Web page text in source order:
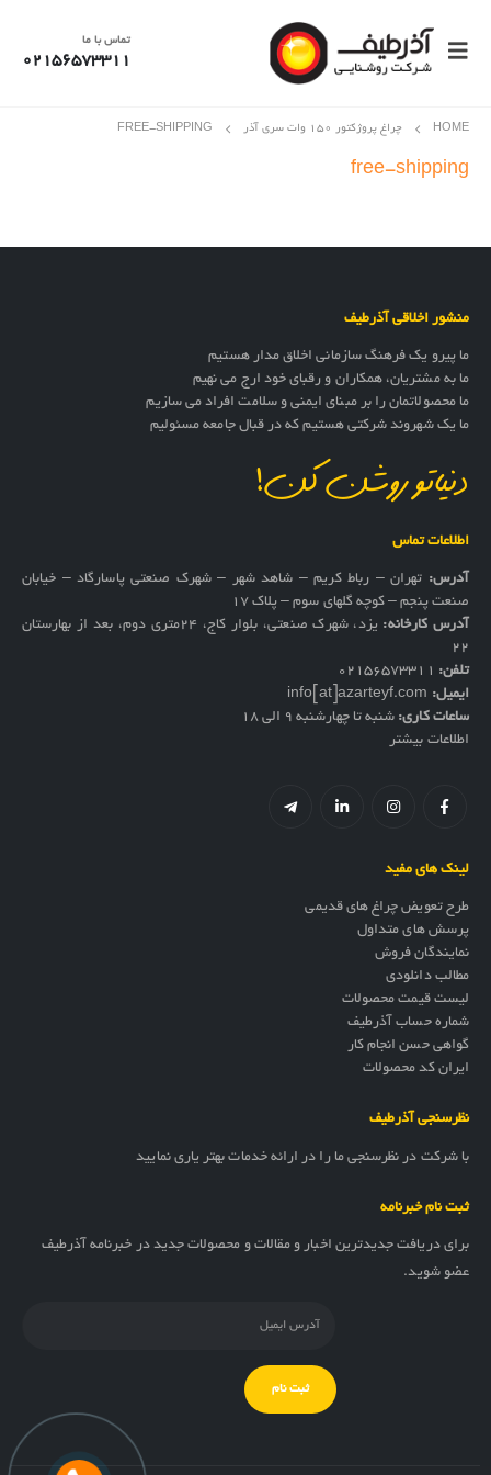
تماس با ما
02156573311
HOME چراغ پروژکتور 150 وات سری آذر FREE-SHIPPING
free-shipping
منشور اخلاقی آذرطیف
ما پیرو یک فرهنگ سازمانی اخلاق مدار هستیم
ما به مشتریان، همکاران و رقبای خود ارج می نهیم
ما محصولاتمان را بر مبنای ایمنی و سلامت افراد می سازیم
ما یک شهروند شرکتی هستیم که در قبال جامعه مسئولیم
دنیاتو روشن کن!
اطلاعات تماس
آدرس: تهران – رباط کریم – شاهد شهر – شهرک صنعتی پاسارگاد – خیابان
صنعت پنجم – کوچه گلهای سوم – پلاک 17
آدرس کارخانه:
یزد، شهرک صنعتی، بلوار کاج، ۲۴متری دوم، بعد از بهارستان
۲۲
تلفن: 02156573311
ایمیل: info[at]azarteyf.com
ساعات کاری: شنبه تا چهارشنبه 9 الی 18
اطلاعات بیشتر
لینک های مفید
طرح تعویض چراغ های قدیمی
پرسش های متداول
نمایندگان فروش
مطالب دانلودی
لیست قیمت محصولات
شماره حساب آذرطیف
گواهی حسن انجام کار
ایران کد محصولات
نظرسنجی آذرطیف
با شرکت در نظرسنجی ما را در ارائه خدمات بهتر یاری نمایید
ثبت نام خبرنامه
برای دریافت جدیدترین اخبار و مقالات و محصولات جدید در خبرنامه آذرطیف
عضو شوید.